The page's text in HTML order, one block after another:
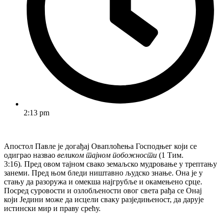
2:13 pm
Апостол Павле је догађај Оваплоћења Господњег који се
одиграо назвао великом тајном побожности (1 Тим.
3:16). Пред овом тајном свако земаљско мудровање у трептању
занеми. Пред њом бледи ништавно људско знање. Она је у
стању да разоружа и омекша најгрубље и окамењено срце.
Посред суровости и озлобљености овог света рађа се Онај
који Једини може да исцели сваку разједињеност, да дарује
истински мир и праву срећу.